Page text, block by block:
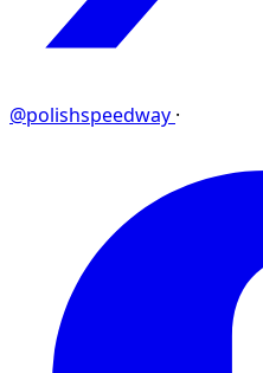
@polishspeedway ·